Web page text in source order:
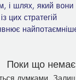
і шлях, який вони
цих стратегій
Поки що немає